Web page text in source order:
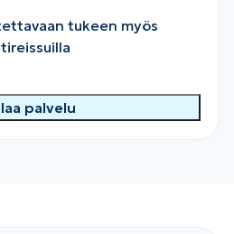
tukeen myös
palvelu